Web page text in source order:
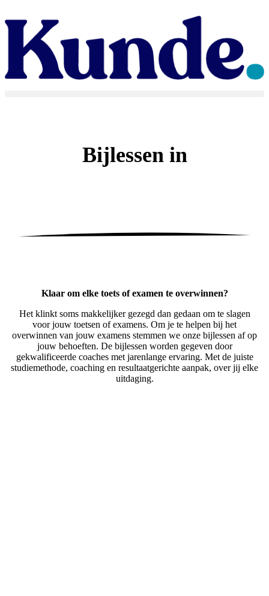
Bijlessen in
Klaar om elke toets of examen te overwinnen?
Het klinkt soms makkelijker gezegd dan gedaan om te slagen
voor jouw toetsen of examens. Om je te helpen bij het
overwinnen van jouw examens stemmen we onze bijlessen af op
jouw behoeften. De bijlessen worden gegeven door
gekwalificeerde coaches met jarenlange ervaring. Met de juiste
studiemethode, coaching en resultaatgerichte aanpak, over jij elke
uitdaging.